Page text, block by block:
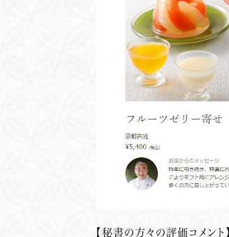
【秘書の方々の評価コメント】